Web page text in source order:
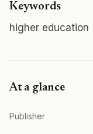
Keywords
higher education
At a glance
Publisher